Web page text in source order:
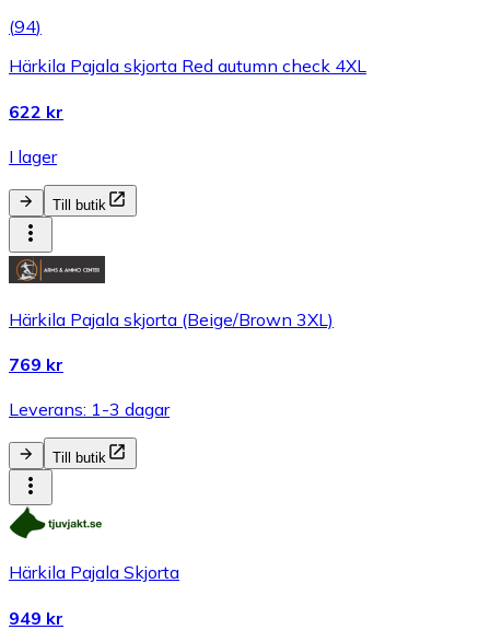
(94)
Härkila Pajala skjorta Red autumn check 4XL
622 kr
I lager
Till butik
Härkila Pajala skjorta (Beige/Brown 3XL)
769 kr
Leverans: 1-3 dagar
Till butik
Härkila Pajala Skjorta
949 kr